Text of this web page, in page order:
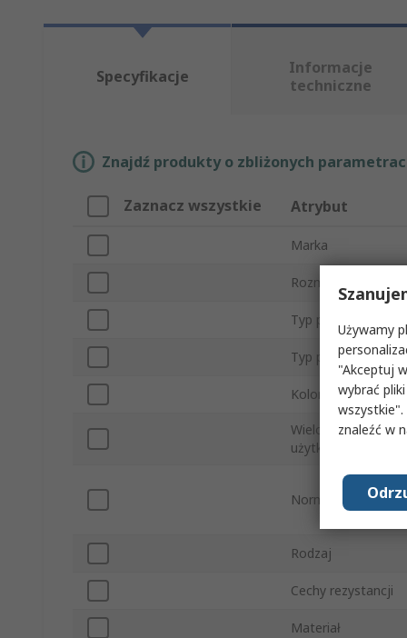
Specyfikacje
Informacje
techniczne
Znajdź produkty o zbliżonych
Zaznacz wszystkie Atrybut
Marka
Rozmiar
Typ produktu
Typ podrzędny
Kolor
Wielokrotnego
użytku/jednorazowe
Normy/
Rodzaj
Cechy rezystancji
Materiał
Używamy
"Akceptuj
wybrać
znaleźć w